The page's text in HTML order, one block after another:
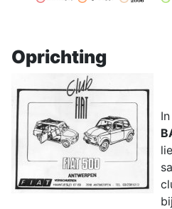
Oprichting
In